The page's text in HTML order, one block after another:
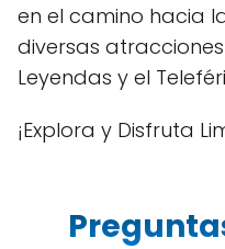
en el camino hacia
diversas
Leyendas y el
¡Explora y Disfruta